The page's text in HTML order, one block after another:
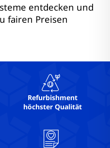
entdecken und
fairen Preisen
Refurbishment
höchster Qualität